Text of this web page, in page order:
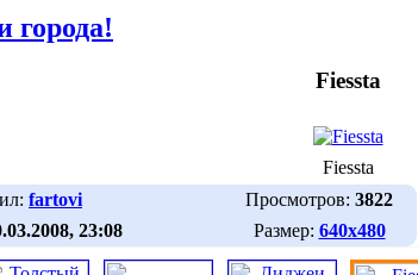
города!
Fiessta
Fiessta
fartovi Просмотров: 3822
23:08 Размер: 640х480